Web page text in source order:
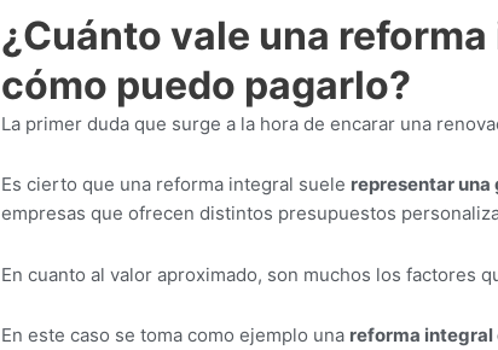
¿Cuánto vale una
cómo puedo pagarlo?
La primer duda que surge a la hora de encarar una
Es cierto que una reforma integral suele representar una
empresas que ofrecen distintos presupuestos
En cuanto al valor aproximado, son muchos los factores
En este caso se toma como ejemplo una reforma integral